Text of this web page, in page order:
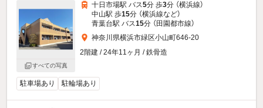
すべての写真
十日市場駅 バス5分 歩3分 （横浜線）
中山駅 歩15分 （横浜線など）
青葉台駅 バス15分 （田園都市線）
神奈川県横浜市緑区小山町646-20
2階建 / 24年11ヶ月 / 鉄骨造
駐車場あり 駐輪場あり